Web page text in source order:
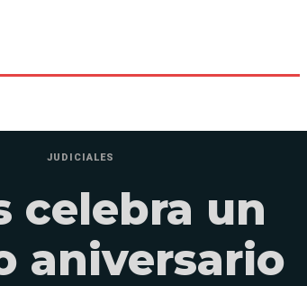
JUDICIALES
celebra un
aniversario